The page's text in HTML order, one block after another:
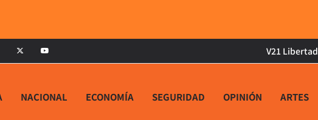
V21 Libertad
NACIONAL ECONOMÍA SEGURIDAD OPINIÓN ARTES